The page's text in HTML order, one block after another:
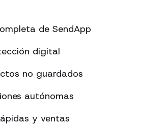
de SendApp
digital
no guardados
autónomas
y ventas